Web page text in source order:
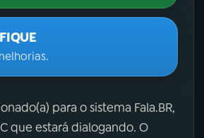
para o sistema Fala.BR,
que estará dialogando. O